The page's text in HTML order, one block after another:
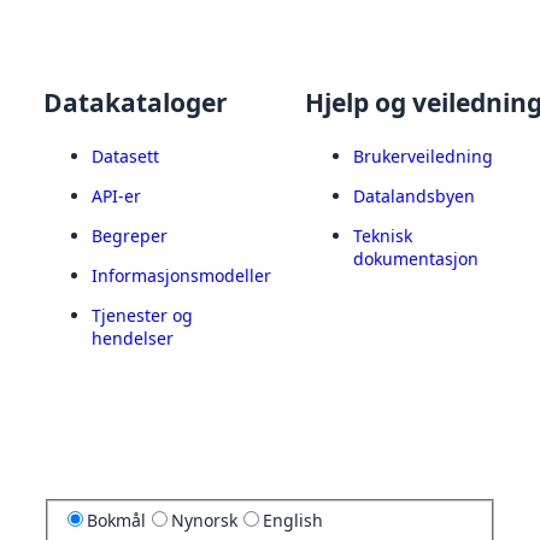
Datakataloger
Datasett
API-er
Begreper
Informasjonsmodeller
Tjenester og
hendelser
Hjelp og
Brukerveiledning
Datalandsbyen
Teknisk
dokumentasjon
Bokmål Nynorsk English